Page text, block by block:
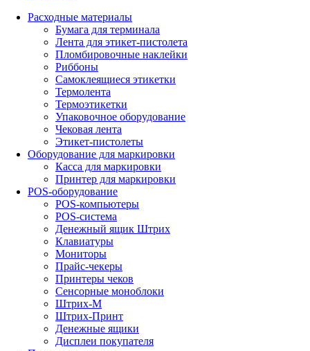
Расходные материалы
Бумага для терминала
Лента для этикет-пистолета
Пломбировочные наклейки
Риббоны
Самоклеящиеся этикетки
Термолента
Термоэтикетки
Упаковочное оборудование
Чековая лента
Этикет-пистолеты
Оборудование для маркировки
Касса для маркировки
Принтер для маркировки
POS-оборудование
POS-компьютеры
POS-система
Денежный ящик Штрих
Клавиатуры
Мониторы
Прайс-чекеры
Принтеры чеков
Сенсорные моноблоки
Штрих-М
Штрих-Принт
Денежные ящики
Дисплеи покупателя